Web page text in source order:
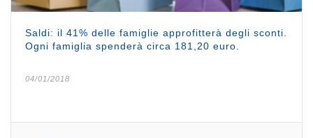
Saldi: il 41% delle famiglie approfitterà degli sconti.
Ogni famiglia spenderà circa 181,20 euro.
04/01/2018